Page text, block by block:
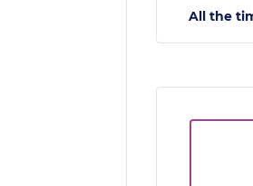
All the